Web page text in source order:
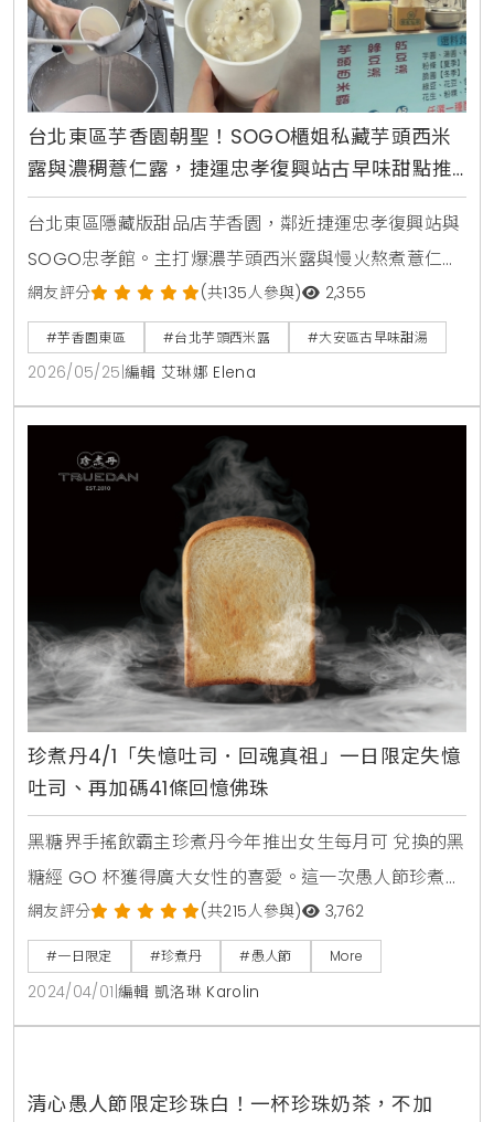
台北東區芋香園朝聖！SOGO櫃姐私藏芋頭西米
露與濃稠薏仁露，捷運忠孝復興站古早味甜點推
薦
台北東區隱藏版甜品店芋香園，鄰近捷運忠孝復興站與
SOGO忠孝館。主打爆濃芋頭西米露與慢火熬煮薏仁
露，搭配綿密蜜芋頭，是SOGO櫃姐與在地人激推的古
早味下午茶。
網友評分 (共135人參與) 2,355
#芋香園東區 #台北芋頭西米露 #大安區古早味甜湯
2026/05/25 編輯 艾琳娜 Elena
珍煮丹4/1「失憶吐司．回魂真祖」一日限定失憶
吐司、再加碼41條回憶佛珠
黑糖界手搖飲霸主珍煮丹今年推出女生每月可 兌換的黑
糖經 GO 杯獲得廣大女性的喜愛。這一次愚人節珍煮丹
出奇招，推出兩 憶!失憶吐司和回憶佛珠。主打「逃避
雖可恥，但有用。」邀請大家在愚人節一 起享受喘息，
在減法中找到內心平靜。大雄為了考九九乘法而苦惱
著，哭著哀求哆啦 A 夢借他道具以度過這次的 難關，
子！空白一片不是忘記抹醬，而是選擇失憶，4/1
網友評分 (共215人參與) 3,762
#一日限定 #珍煮丹 #愚人節 More
2024/04/01 編輯 凱洛琳 Karolin